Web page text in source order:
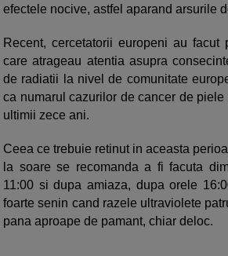
efectele nocive, astfel aparand arsurile
Recent, cercetatorii europeni au facut
care atrageau atentia asupra
de radiatii la nivel de comunitate
ca numarul cazurilor de cancer de
ultimii zece ani.
Ceea ce trebuie retinut in aceasta
la soare se recomanda a fi facuta
11:00 si dupa amiaza, dupa orele
foarte senin cand razele ultraviolete
pana aproape de pamant, chiar deloc.